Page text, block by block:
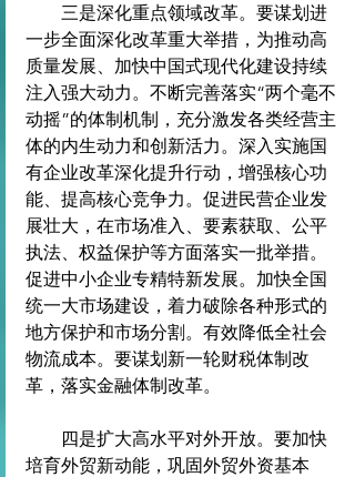
三是深化重点领域改革。要谋划进
一步全面深化改革重大举措，为推动高
质量发展、加快中国式现代化建设持续
注入强大动力。不断完善落实“两个毫不
动摇”的体制机制，充分激发各类经营主
体的内生动力和创新活力。深入实施国
有企业改革深化提升行动，增强核心功
能、提高核心竞争力。促进民营企业发
展壮大，在市场准入、要素获取、公平
执法、权益保护等方面落实一批举措。
促进中小企业专精特新发展。加快全国
统一大市场建设，着力破除各种形式的
地方保护和市场分割。有效降低全社会
物流成本。要谋划新一轮财税体制改
革，落实金融体制改革。
四是扩大高水平对外开放。要加快
培育外贸新动能，巩固外贸外资基本